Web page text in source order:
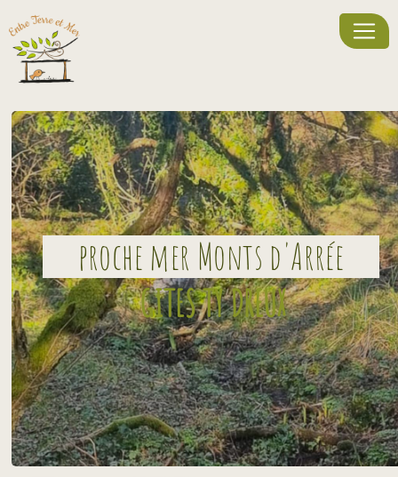
proche mer Monts d'Arrée
GITES TY DREUX
Panneau de gestion des cookies